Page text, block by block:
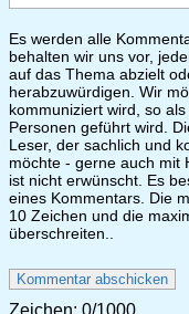
Es werden alle
behalten wir uns vor,
auf das Thema abzielt
herabzuwürdigen. Wir
kommuniziert wird, so
Personen geführt wird.
Leser, der sachlich und
möchte - gerne auch mit
ist nicht erwünscht. Es
eines Kommentars. Die
10 Zeichen und die
überschreiten..
Zeichen: 0/1000